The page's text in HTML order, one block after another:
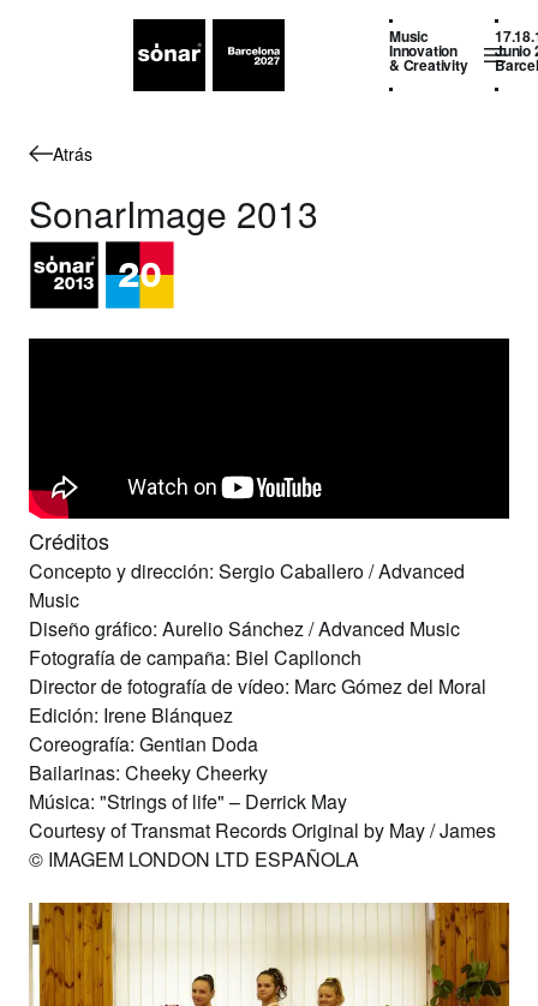
Music
Innovation
& Creativity
Junio
Atrás
SonarImage 2013
Créditos
Concepto y dirección: Sergio Caballero / Advanced
Music
Diseño gráfico: Aurelio Sánchez / Advanced Music
Fotografía de campaña: Biel Capllonch
Director de fotografía de vídeo: Marc Gómez del Moral
Edición: Irene Blánquez
Coreografía: Gentian Doda
Bailarinas: Cheeky Cheerky
Música: "Strings of life" – Derrick May
Courtesy of Transmat Records Original by May / James
© IMAGEM LONDON LTD ESPAÑOLA